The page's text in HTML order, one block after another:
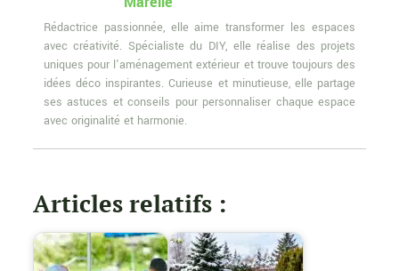
Rédactrice passionnée, elle aime transformer les espaces
avec créativité. Spécialiste du DIY, elle réalise des projets
uniques pour l'aménagement extérieur et trouve toujours des
idées déco inspirantes. Curieuse et minutieuse, elle partage
ses astuces et conseils pour personnaliser chaque espace
avec originalité et harmonie.
Articles relatifs :